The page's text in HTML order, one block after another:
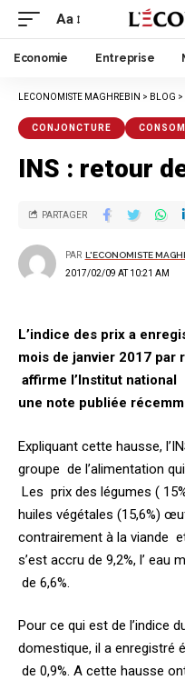
Aa
Economie Entreprise
LECONOMISTE MAGHREBIN > BLOG >
CONJONCTURE
INS : retour
2017/02/09 AT 10:21 AM
PAR L'ECONOMISTE
PARTAGER
L’indice des prix a
mois de janvier 2017 par
affirme l’Institut
une note publiée
Expliquant cette hausse,
groupe de l’alimentation
Les prix des légumes (
huiles végétales (15,6%)
contrairement à la viande
s’est accru de 9,2%, l’ eau
de 6,6%.
Pour ce qui est de l’indice
domestique, il a enregistré
de 0,9%. A cette hausse